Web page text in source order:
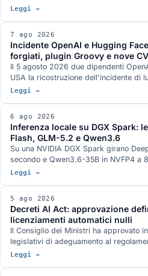
escalation nel kernel Linux e una RCE
terzo delle patch riuscite blocca
Leggi →
7 ago 2026
Incidente OpenAI e Hugging
forgiati, plugin Groovy e nove
Il 5 agosto 2026 due dipendenti
USA la ricostruzione dell'incidente di
endpoint di refresh legacy, plugin
ufficiali a ricercatori OpenAI, e un
valutazione diversi che nei due
aziende non compare.
Leggi →
6 ago 2026
Inferenza locale su DGX Spark:
Flash, GLM-5.2 e Qwen3.6
Su una NVIDIA DGX Spark girano
secondo e Qwen3.6-35B in NVFP4 a
Flash 0731 a 82, su tre GLM-5.2 con
parametri in 272 GB. L'hardware GB10
condizioni in cui ogni numero è stato
Leggi →
5 ago 2026
Decreti AI Act: approvazione
licenziamenti automatici nulli
Il Consiglio dei Ministri ha approvato
legislativi di adeguamento al
Identificazione biometrica in tempo
Leggi →